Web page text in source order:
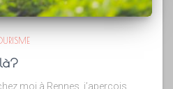
moi à Rennes, j’aperçois